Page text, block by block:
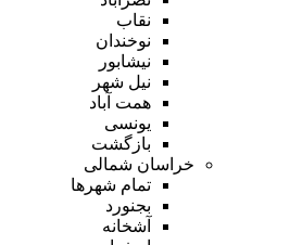
نقاب
نوخندان
نیشابور
نیل شهر
همت آباد
یونسی
بازگشت
خراسان شمالی
تمام شهر‌ها
بجنورد
آشخانه